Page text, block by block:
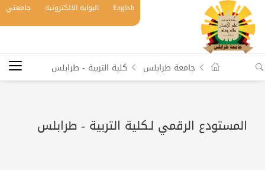
English البوابة الالكترونية جامعتي
جامعة طرابلس كلية التربية - طرابلس
المستودع الرقمي لـكلية التربية - طرابلس